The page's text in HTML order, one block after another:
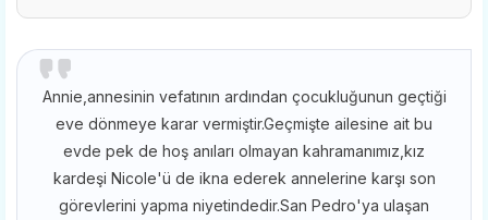
Annie,annesinin vefatının ardından çocukluğunun geçtiği
eve dönmeye karar vermiştir.Geçmişte ailesine ait bu
evde pek de hoş anıları olmayan kahramanımız,kız
kardeşi Nicole'ü de ikna ederek annelerine karşı son
görevlerini yapma niyetindedir.San Pedro'ya ulaşan